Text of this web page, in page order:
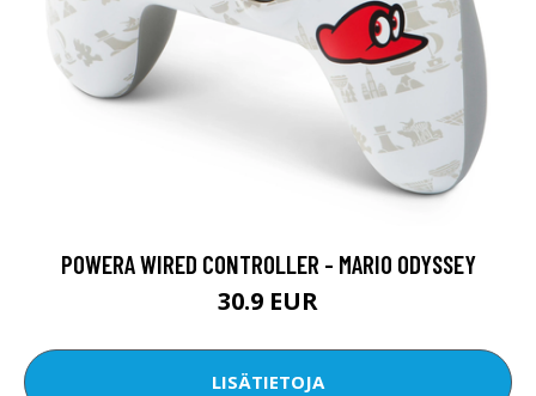
POWERA WIRED CONTROLLER - MARIO ODYSSEY
30.9 EUR
LISÄTIETOJA